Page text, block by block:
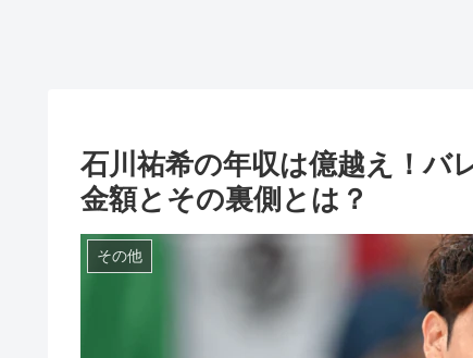
石川祐希の年収は億越え！バ
金額とその裏側とは？
その他